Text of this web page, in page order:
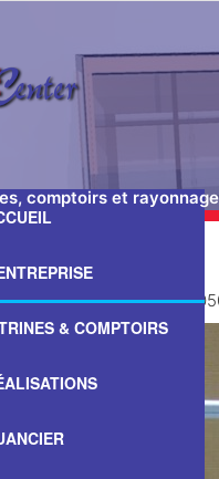
comptoirs et
& COMPTOIRS
& Comptoirs»VT